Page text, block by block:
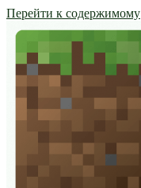
Перейти к содержимому